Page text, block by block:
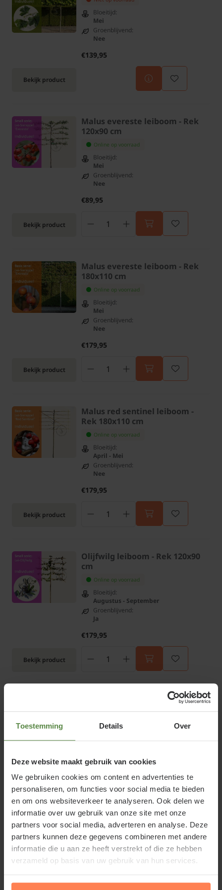
Toestemming Details Over
Deze website maakt gebruik van cookies
We gebruiken cookies om content en advertenties te
personaliseren, om functies voor social media te bieden
en om ons websiteverkeer te analyseren. Ook delen we
informatie over uw gebruik van onze site met onze
partners voor social media, adverteren en analyse. Deze
partners kunnen deze gegevens combineren met andere
informatie die u aan ze heeft verstrekt of die ze hebben
verzameld op basis van uw gebruik van hun services.
Bekijk product
Bloeitijd:
Mei
Groenblijvend:
Nee
€139,95
Bekijk product
Malus evereste leiboom - Rek
120x90 cm
Online op voorraad
Bloeitijd:
Mei
Groenblijvend:
Nee
€89,95
Bekijk product
Malus evereste leiboom - Rek
180x110 cm
Online op voorraad
Bloeitijd:
Mei
Groenblijvend:
Nee
€179,95
Bekijk product
Malus red sentinel leiboom -
Rek 180x110 cm
Online op voorraad
Bloeitijd:
April - Mei
Groenblijvend:
Nee
€179,95
Bekijk product
Olijfwilg leiboom - Rek 120x90
cm
Online op voorraad
Bloeitijd:
Augustus - September
Groenblijvend:
Ja
€179,95
Bekijk product
Olijfwilg leiboom - Rek 180x110
cm
Online op voorraad
Ja
€279,95
Parrotia persica leiboom - Rek
120x90 cm
Bloeitijd: